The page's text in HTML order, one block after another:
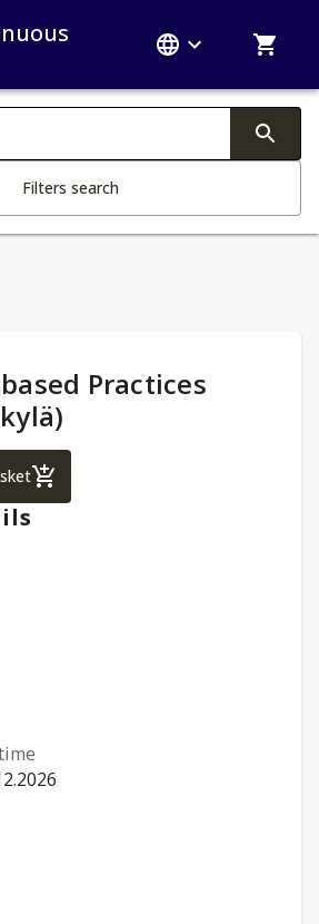
Filters search
:
Practices
based Practices (EduJyväskylä)